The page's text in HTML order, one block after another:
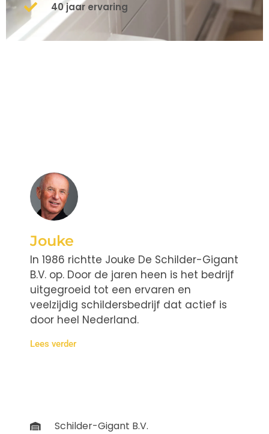
40 jaar ervaring
Jouke
In 1986 richtte Jouke De Schilder-Gigant
B.V. op. Door de jaren heen is het bedrijf
uitgegroeid tot een ervaren en
veelzijdig schildersbedrijf dat actief is
door heel Nederland.
Lees verder
Schilder-Gigant B.V.